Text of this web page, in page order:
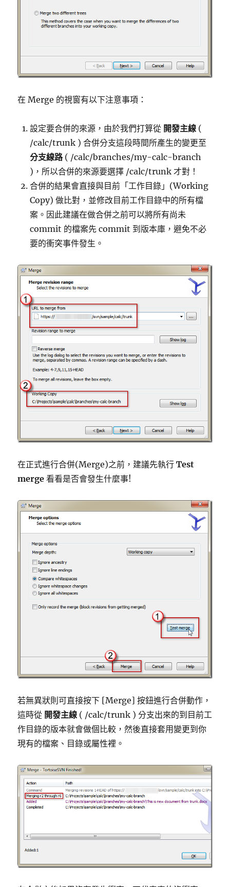
在 Merge 的視窗有以下注意事項：
設定要合併的來源，由於我們打算從 開發主線 (
/calc/trunk ) 合併分支這段時間所產生的變更至
分支線路( /calc/branches/my-calc-branch
)，所以合併的來源要選擇 /calc/trunk 才對！
合併的結果會直接與目前「工作目錄」(Working
Copy) 做比對，並修改目前工作目錄中的所有檔
案。因此建議在做合併之前可以將所有尚未
commit 的檔案先 commit 到版本庫，避免不必
要的衝突事件發生。
在正式進行合併(Merge)之前，建議先執行Test
merge 看看是否會發生什麼事!
若無異狀則可直接按下 [Merge] 按鈕進行合併動作，
這時從 開發主線 ( /calc/trunk ) 分支出來的到目前工
作目錄的版本就會做個比較，然後直接套用變更到你
現有的檔案、目錄或屬性裡。